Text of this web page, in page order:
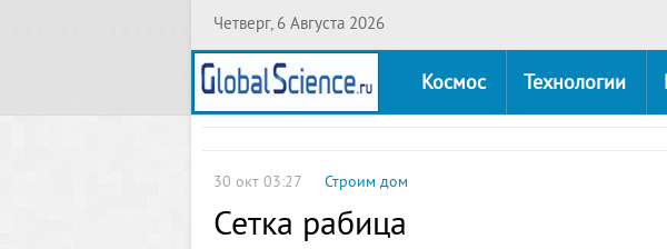
Четверг, 6 Августа 2026
Космос Технологии
30 окт 03:27 Строим дом
Сетка рабица